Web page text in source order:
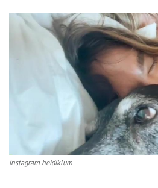
instagram heidiklum